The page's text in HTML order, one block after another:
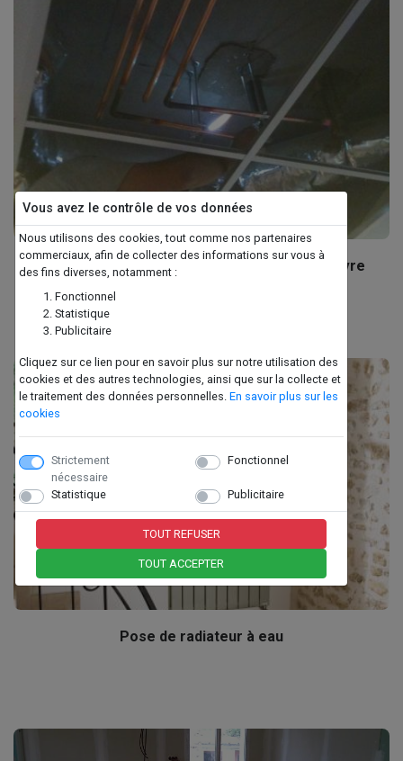
Vous avez le contrôle de vos données
Nous utilisons des cookies, tout comme nos partenaires
commerciaux, afin de collecter des informations sur vous à
des fins diverses, notamment :
Fonctionnel
Statistique
Publicitaire
Cliquez sur ce lien pour en savoir plus sur notre utilisation des
cookies et des autres technologies, ainsi que sur la collecte et
le traitement des données personnelles. En savoir plus sur les
cookies
Strictement
nécessaire
Fonctionnel
Statistique Publicitaire
TOUT REFUSER
TOUT ACCEPTER
Remplacement circuit d'eau galvanisé en cuivre
Pose de radiateur à eau